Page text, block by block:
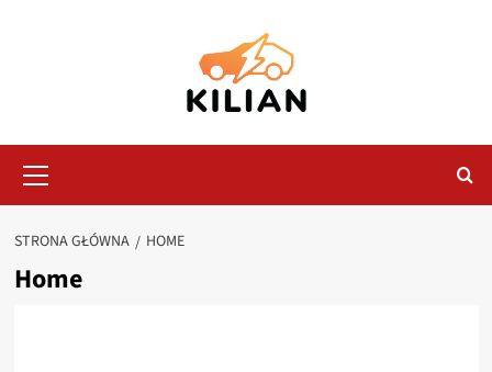
główne
STRONA GŁÓWNA HOME
Home